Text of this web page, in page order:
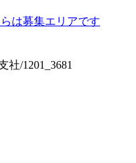
は募集エリアです
/1201_3681